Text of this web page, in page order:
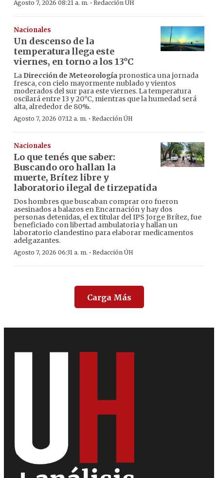
Agosto 7, 2026 08:21 a. m. · Redacción ÚH
Nacionales
Un descenso de la
temperatura llega este
viernes, en torno a los 13°C
La Dirección de Meteorología pronostica una jornada
fresca, con cielo mayormente nublado y vientos
moderados del sur para este viernes. La temperatura
oscilará entre 13 y 20°C, mientras que la humedad será
alta, alrededor de 80%.
Agosto 7, 2026 07:12 a. m. · Redacción ÚH
Nacionales
Lo que tenés que saber:
Buscando oro hallan la
muerte, Brítez libre y
laboratorio ilegal de tirzepatida
Dos hombres que buscaban comprar oro fueron
asesinados a balazos en Encarnación y hay dos
personas detenidas, el ex titular del IPS Jorge Brítez, fue
beneficiado con libertad ambulatoria y hallan un
laboratorio clandestino para elaborar medicamentos
adelgazantes.
Agosto 7, 2026 06:31 a. m. · Redacción ÚH
Carga Más